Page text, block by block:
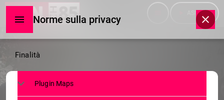
ASCOLTA
SERVIZI
Norme sulla privacy
Norme
sulla
privacy
Finalità
Plugin Maps